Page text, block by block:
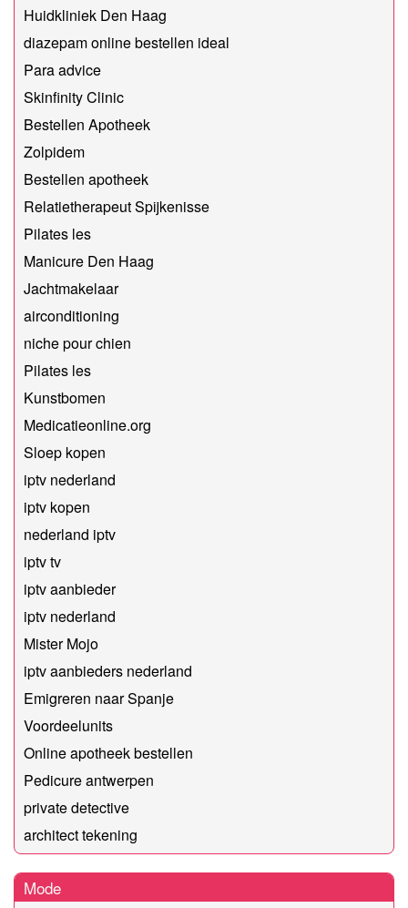
Huidkliniek Den Haag
diazepam online bestellen ideal
Para advice
Skinfinity Clinic
Bestellen Apotheek
Zolpidem
Bestellen apotheek
Relatietherapeut Spijkenisse
Pilates les
Manicure Den Haag
Jachtmakelaar
airconditioning
niche pour chien
Pilates les
Kunstbomen
Medicatieonline.org
Sloep kopen
iptv nederland
iptv kopen
nederland iptv
iptv tv
iptv aanbieder
iptv nederland
Mister Mojo
iptv aanbieders nederland
Emigreren naar Spanje
Voordeelunits
Online apotheek bestellen
Pedicure antwerpen
private detective
architect tekening
Mode